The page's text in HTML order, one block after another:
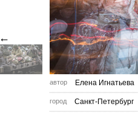
←
автор Елена Игнатьева
город Санкт-Петербург